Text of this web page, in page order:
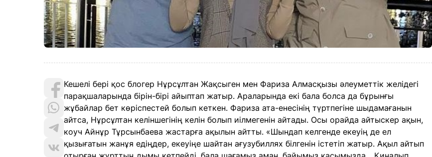
Кешелі бері қос блогер Нұрсұлтан Жақсыген мен Фариза Алмасқызы әлеуметтік желідегі
парақшаларында бірін-бірі айыптап жатыр. Араларында екі бала болса да бұрынғы
жұбайлар бет көріспестей болып кеткен. Фариза ата-енесінің түртпегіне шыдамағанын
айтса, Нұрсұлтан келіншегінің келін болып иілмегенін айтады. Осы орайда айтыскер ақын,
коуч Айнұр Тұрсынбаева жастарға ақылын айтты. «Шындап келгенде екеуің де ел
қызығатын жанұя едіңдер, екеуіңе шайтан ағузубиллях білгенін істетіп жатыр. Ақыл айтып